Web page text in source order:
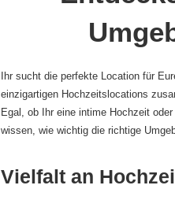
Ihr sucht die perfekte Location für
einzigartigen Hochzeitslocations
Egal, ob Ihr eine intime Hochzeit
wissen, wie wichtig die richtige
Vielfalt an